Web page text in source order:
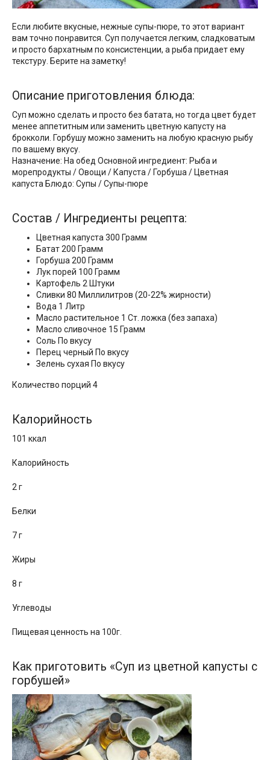
Если любите вкусные, нежные супы-пюре, то этот вариант
вам точно понравится. Суп получается легким, сладковатым
и просто бархатным по консистенции, а рыба придает ему
текстуру. Берите на заметку!
Описание приготовления блюда:
Суп можно сделать и просто без батата, но тогда цвет будет
менее аппетитным или заменить цветную капусту на
брокколи. Горбушу можно заменить на любую красную рыбу
по вашему вкусу.
Назначение: На обед Основной ингредиент: Рыба и
морепродукты / Овощи / Капуста / Горбуша / Цветная
капуста Блюдо: Супы / Супы-пюре
Состав / Ингредиенты рецепта:
Цветная капуста 300 Грамм
Батат 200 Грамм
Горбуша 200 Грамм
Лук порей 100 Грамм
Картофель 2 Штуки
Сливки 80 Миллилитров (20-22% жирности)
Вода 1 Литр
Масло растительное 1 Ст. ложка (без запаха)
Масло сливочное 15 Грамм
Соль По вкусу
Перец черный По вкусу
Зелень сухая По вкусу
Количество порций 4
Калорийность
101 ккал
Калорийность
2 г
Белки
7 г
Жиры
8 г
Углеводы
Пищевая ценность на 100г.
Как приготовить «Суп из цветной капусты с
горбушей»